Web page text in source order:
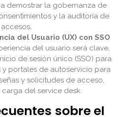
demostrar la gobernanza de
y la auditoría de
accesos.
del Usuario (UX) con SSO
del usuario será clave,
de sesión único (SSO) para
portales de autoservicio para
y solicitudes de acceso,
del service desk.
sobre el